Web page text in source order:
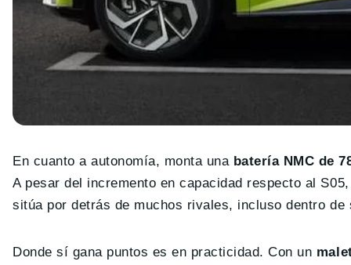
En cuanto a autonomía, monta una batería NMC de
A pesar del incremento en capacidad respecto al
sitúa por detrás de muchos rivales, incluso dentro de
Donde sí gana puntos es en practicidad. Con un